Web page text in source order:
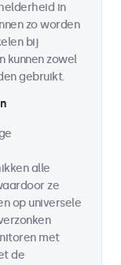
in
zo worden
bij
kunnen zowel
gebruikt.
alle
ze
op universele
met
de